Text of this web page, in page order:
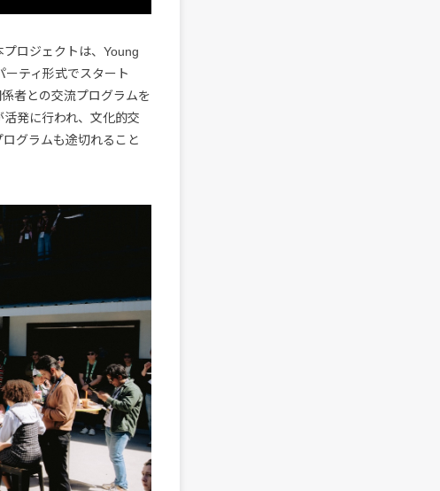
ロジェクトは、Young
ティ形式でスタート
者との交流プログラムを
発に行われ、文化的交
グラムも途切れること